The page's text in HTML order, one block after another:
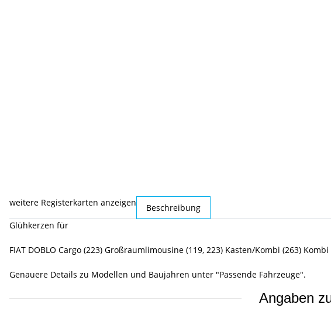
weitere Registerkarten anzeigen
Beschreibung
Glühkerzen für
FIAT DOBLO Cargo (223) Großraumlimousine (119, 223) Kasten/Kombi (263)
Genauere Details zu Modellen und Baujahren unter "Passende Fahrzeuge".
Angaben